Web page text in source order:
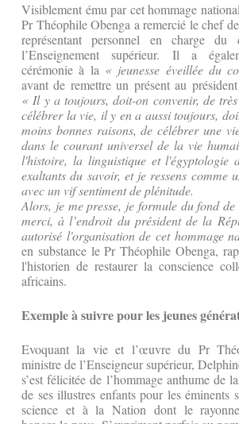
Visiblement ému par cet hommage
Pr Théophile Obenga a remercié le chef
représentant personnel en charge du
l’Enseignement supérieur. Il a
cérémonie à la « jeunesse éveillée du
avant de remettre un présent au
« Il y a toujours, doit-on convenir, de
célébrer la vie, il y en a aussi toujours,
moins bonnes raisons, de célébrer une
dans le courant universel de la vie
l'histoire, la linguistique et l'égyptologie
exaltants du savoir, et je ressens comme
avec un vif sentiment de plénitude.
Alors, je me presse, je formule du fond
merci, à l’endroit du président de la
autorisé l'organisation de cet hommage
en substance le Pr Théophile Obenga,
l'historien de restaurer la conscience
africains.
Exemple à suivre pour les jeunes
Evoquant la vie et l’œuvre du Pr
ministre de l’Enseigneur supérieur,
s’est félicitée de l’hommage anthume de
de ses illustres enfants pour les éminents
science et à la Nation dont le